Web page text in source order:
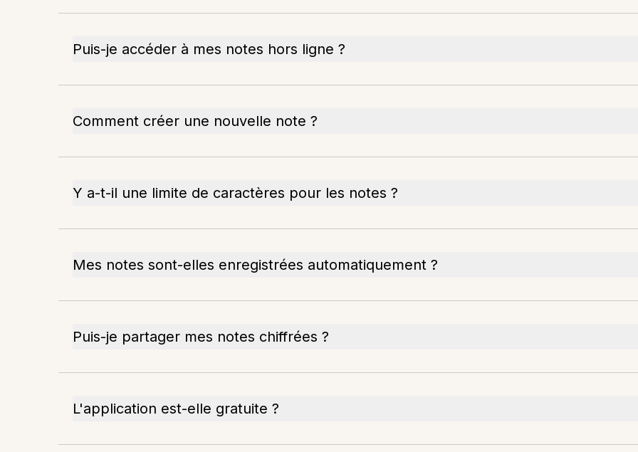
Puis-je accéder à mes notes hors ligne ?
Comment créer une nouvelle note ?
Y a-t-il une limite de caractères pour les notes ?
Mes notes sont-elles enregistrées automatiquement ?
Puis-je partager mes notes chiffrées ?
L'application est-elle gratuite ?